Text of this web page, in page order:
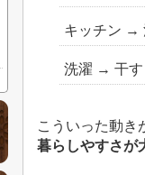
キッチン →
洗濯 → 干
こういった動き
暮らしやすさが